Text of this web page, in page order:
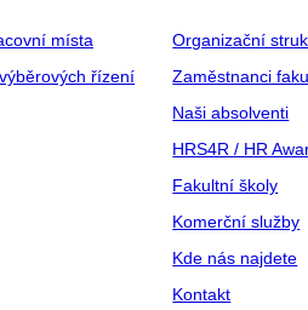
místa
řízení
Organizační
Zaměstnanci
Naši absolventi
HRS4R / HR
Fakultní školy
Komerční služby
Kde nás najdete
Kontakt